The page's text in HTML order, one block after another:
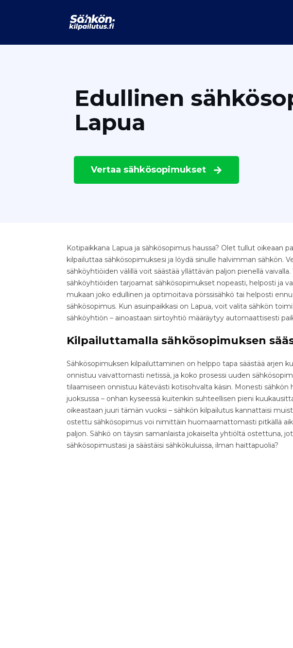
Edullinen
Lapua
Vertaa sähkösopimukset
Kotipaikkana Lapua ja sähkösopimus haussa? Olet tullut oikeaan
kilpailuttaa sähkösopimuksesi ja löydä sinulle halvimman sähkön.
sähköyhtiöiden välillä voit säästää yllättävän paljon pienellä vaivalla.
sähköyhtiöiden tarjoamat sähkösopimukset nopeasti, helposti ja
mukaan joko edullinen ja optimoitava pörssisähkö tai helposti
sähkösopimus. Kun asuinpaikkasi on Lapua, voit valita sähkön
sähköyhtiön – ainoastaan siirtoyhtiö määräytyy automaattisesti
Kilpailuttamalla sähkösopimuksen
Sähkösopimuksen kilpailuttaminen on helppo tapa säästää arjen
onnistuu vaivattomasti netissä, ja koko prosessi uuden
tilaamiseen onnistuu kätevästi kotisohvalta käsin. Monesti sähkön
juoksussa – onhan kyseessä kuitenkin suhteellisen pieni
oikeastaan juuri tämän vuoksi – sähkön kilpailutus kannattaisi
ostettu sähkösopimus voi nimittäin huomaamattomasti pitkällä
paljon. Sähkö on täysin samanlaista jokaiselta yhtiöltä ostettuna,
sähkösopimustasi ja säästäisi sähkökuluissa, ilman haittapuolia?